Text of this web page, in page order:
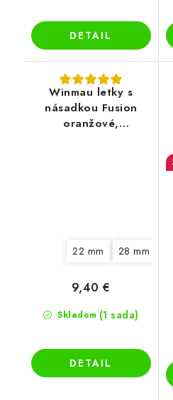
DETAIL
Winmau letky s
násadkou Fusion
oranžové,
22 mm 28 mm
Skladom (1 sada)
9,40 €
DETAIL